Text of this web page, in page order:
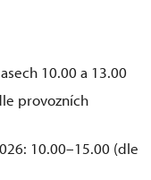
10.00 a 13.00
provozních
10.00–15.00 (dle